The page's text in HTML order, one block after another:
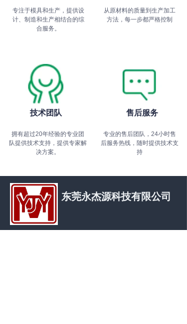
技术团队 售后服务
专注于模具和生产，提供设
计、制造和生产相结合的综
合服务。
从原材料的质量到生产加工
方法，每一步都严格控制
拥有超过20年经验的专业团
队提供技术支持，提供专家解
决方案。
专业的售后团队，24小时售
后服务热线，随时提供技术支
持
东莞永杰源科技有限公司
PO